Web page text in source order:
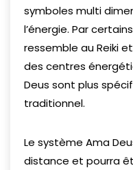
symboles multi
l’énergie. Par
ressemble au Reiki
des centres
Deus sont plus
traditionnel.
Le système Ama
distance et pourra